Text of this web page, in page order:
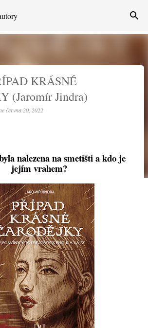
Přeskočit na hlavní obsah
KRÁSNÉ
(Jaromír Jindra)
června 20, 2022
nalezena na smetišti a kdo je
jejím vrahem?